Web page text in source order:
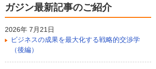
ガジン最新記事のご紹介
2026年 7月21日
ビジネスの成果を最大化する戦略的交渉学
（後編）